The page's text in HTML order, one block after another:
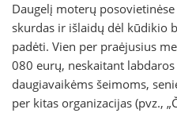
Daugelį moterų
skurdas ir išlaidų dėl kūdikio
padėti. Vien per praėjusius
080 eurų, neskaitant
daugiavaikėms šeimoms,
per kitas organizacijas (pvz.,